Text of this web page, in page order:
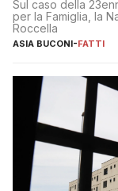
Sul caso della
per la Famiglia, la
Roccella
ASIA BUCONI-FATTI